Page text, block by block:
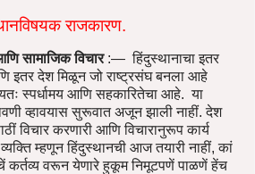
राजकारण.
सामाजिक विचार:— हिंदुस्थानाचा इतर
इतर देश मिळून जो राष्ट्रसंघ बनला आहे
स्पर्धामय आणि सहकारितेचा आहे. या
व्हावयास सुरूवात अजून झाली नाहीं. देश
विचार करणारी आणि विचारानुरूप कार्य
म्हणून हिंदुस्थानची आज तयारी नाहीं, कां
कर्तव्य वरून येणारे हुकूम निमूटपणें पाळणें हेंच